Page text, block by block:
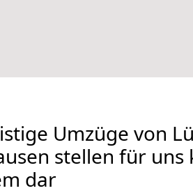
Umzüge von
stellen für uns
dar